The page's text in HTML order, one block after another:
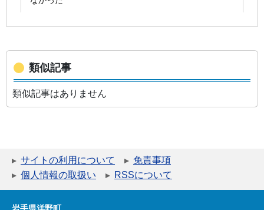
類似記事
類似記事はありません
サイトの利用について
免責事項
個人情報の取扱い
RSSについて